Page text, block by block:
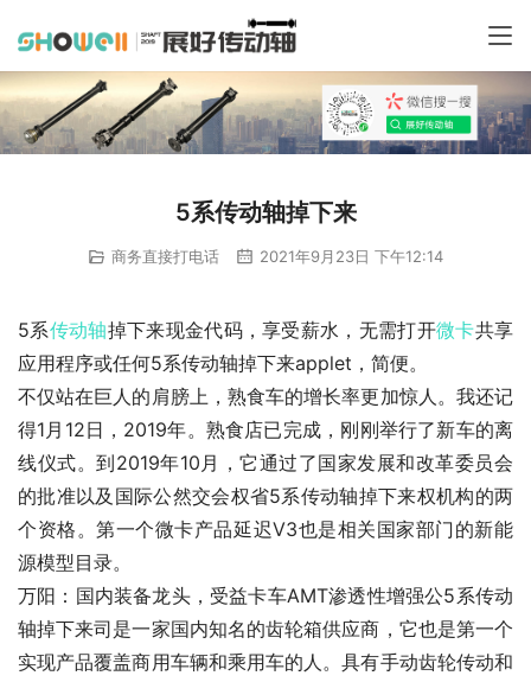
5系传动轴掉下来
商务直接打电话 2021年9月23日 下午12:14
5系传动轴掉下来现金代码，享受薪水，无需打开微卡共享
应用程序或任何5系传动轴掉下来applet，简便。
不仅站在巨人的肩膀上，熟食车的增长率更加惊人。我还记
得1月12日，2019年。熟食店已完成，刚刚举行了新车的离
线仪式。到2019年10月，它通过了国家发展和改革委员会
的批准以及国际公然交会权省5系传动轴掉下来权机构的两
个资格。第一个微卡产品延迟V3也是相关国家部门的新能
源模型目录。
万阳：国内装备龙头，受益卡车AMT渗透性增强公5系传动
轴掉下来司是一家国内知名的齿轮箱供应商，它也是第一个
实现产品覆盖商用车辆和乘用车的人。具有手动齿轮传动和